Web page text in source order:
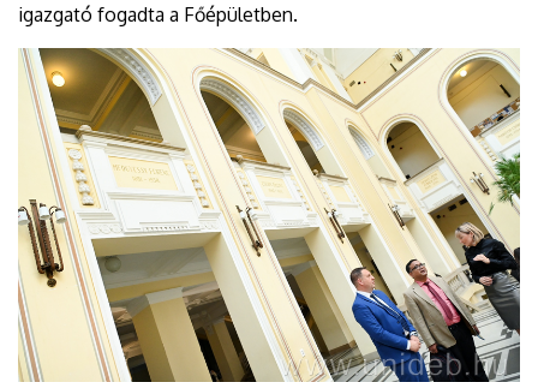
igazgató fogadta a Főépületben.